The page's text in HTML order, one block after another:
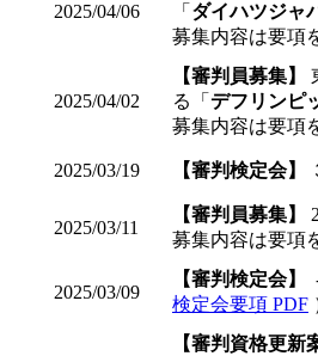
2025/04/06
「 ダイハツジャ
募集内容は要項
2025/04/02
【審判員募集】
る「 デフリンピ
募集内容は要項
2025/03/19 【審判検定会】
2025/03/11
【審判員募集】
募集内容は要項
2025/03/09
【審判検定会】
検定会要項 PDF
【審判資格更新